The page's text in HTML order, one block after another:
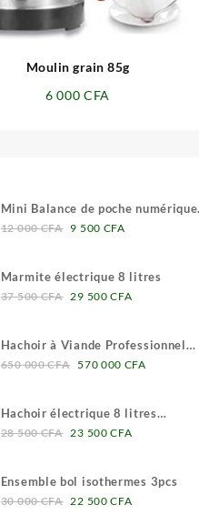
Moulin grain 85g
6 000CFA
Mini Balance de poche numérique
0.01 grammes
12 000CFA Le
était :
12
9 500 CFALe
est :
9
Marmite électrique 8 litres
37 500CFA Le
était :
37
29 500CFALe
est :
29
Hachoir à Viande Professionnel
Multifonction 32L
650 000CFA Le
était :
650
570 000 CFALe
est :
Hachoir électrique 8 litres
Hoffman
28 500CFA Le
était :
28
23 500CFALe
est :
23
Ensemble bol isothermes 3pcs
30 000CFA Le
22 500CFALe